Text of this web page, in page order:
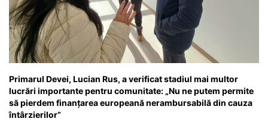
Primarul Devei, Lucian Rus, a verificat stadiul mai multor
lucrări importante pentru comunitate: „Nu ne putem permite
să pierdem finanțarea europeană nerambursabilă din cauza
întârzierilor”